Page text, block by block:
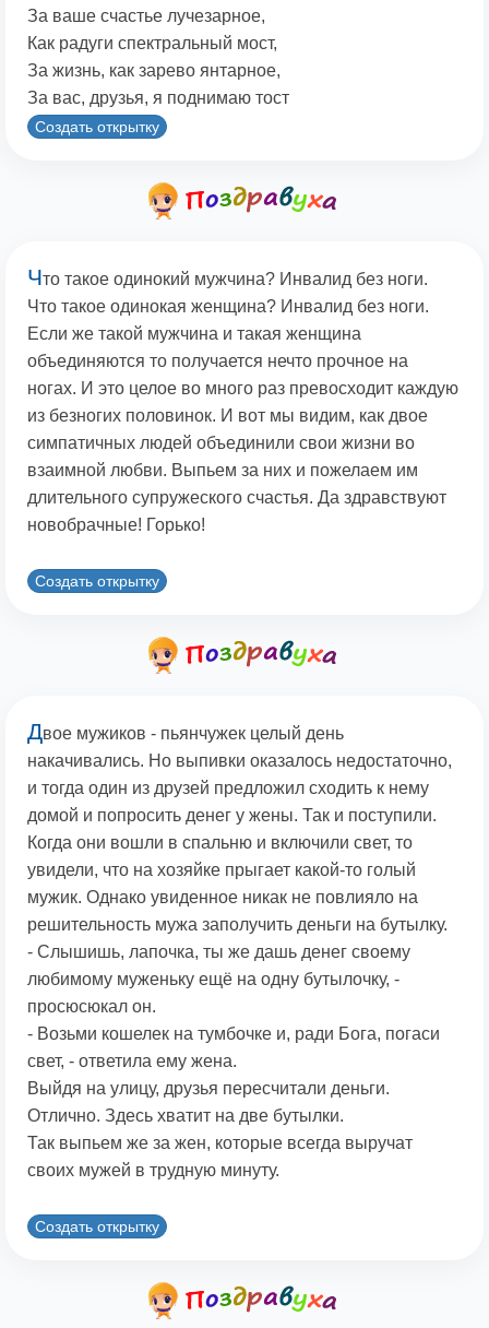
За ваше счастье лучезарное,
Как радуги спектральный мост,
За жизнь, как зарево янтарное,
За вас, друзья, я поднимаю тост
Создать открытку
Что такое одинокий мужчина? Инвалид без ноги.
Что такое одинокая женщина? Инвалид без ноги.
Если же такой мужчина и такая женщина
объединяются то получается нечто прочное на
ногах. И это целое во много раз превосходит каждую
из безногих половинок. И вот мы видим, как двое
симпатичных людей объединили свои жизни во
взаимной любви. Выпьем за них и пожелаем им
длительного супружеского счастья. Да здравствуют
новобрачные! Горько!
Создать открытку
Двое мужиков - пьянчужек целый день
накачивались. Но выпивки оказалось недостаточно,
и тогда один из друзей предложил сходить к нему
домой и попросить денег у жены. Так и поступили.
Когда они вошли в спальню и включили свет, то
увидели, что на хозяйке прыгает какой-то голый
мужик. Однако увиденное никак не повлияло на
решительность мужа заполучить деньги на бутылку.
- Слышишь, лапочка, ты же дашь денег своему
любимому муженьку ещё на одну бутылочку, -
просюсюкал он.
- Возьми кошелек на тумбочке и, ради Бога, погаси
свет, - ответила ему жена.
Выйдя на улицу, друзья пересчитали деньги.
Отлично. Здесь хватит на две бутылки.
Так выпьем же за жен, которые всегда выручат
своих мужей в трудную минуту.
Создать открытку